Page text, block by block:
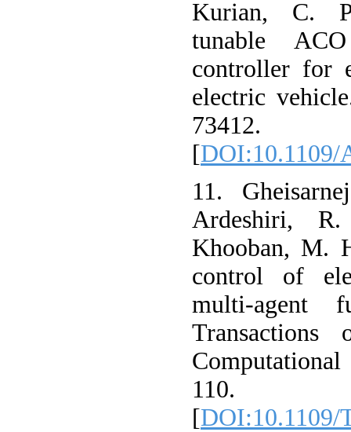
Kurian, C.
tunable
controller for
electric
73412.
[DOI:10.1109/
11.
Ardeshiri,
Khooban, M.
control of
multi-agent
110.‏
[DOI:10.1109/